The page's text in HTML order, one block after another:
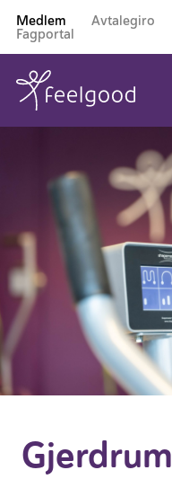
Medlem Avtalegiro
Fagportal
Gjerdrum